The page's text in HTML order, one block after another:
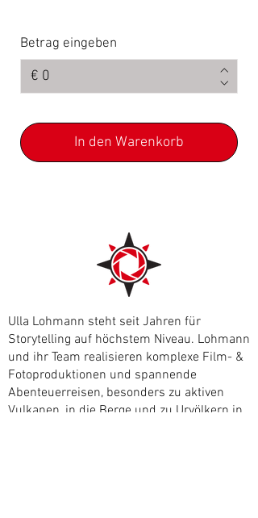
Betrag eingeben
€
In den Warenkorb
Ulla Lohmann steht seit Jahren für
Storytelling auf höchstem Niveau. Lohmann
und ihr Team realisieren komplexe Film- &
Fotoproduktionen und spannende
Abenteuerreisen, besonders zu aktiven
Vulkanen, in die Berge und zu Urvölkern in